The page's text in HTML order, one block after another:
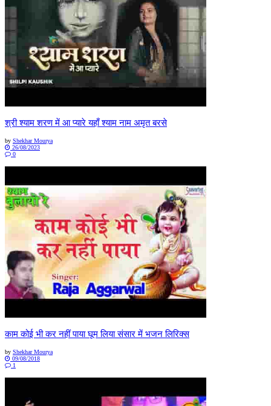
श्री श्याम शरण में आ प्यारे यहाँ श्याम नाम अमृत बरसे
by Shekhar Mourya
26/08/2023
0
काम कोई भी कर नहीं पाया घूम लिया संसार में भजन लिरिक्स
by Shekhar Mourya
09/08/2018
1